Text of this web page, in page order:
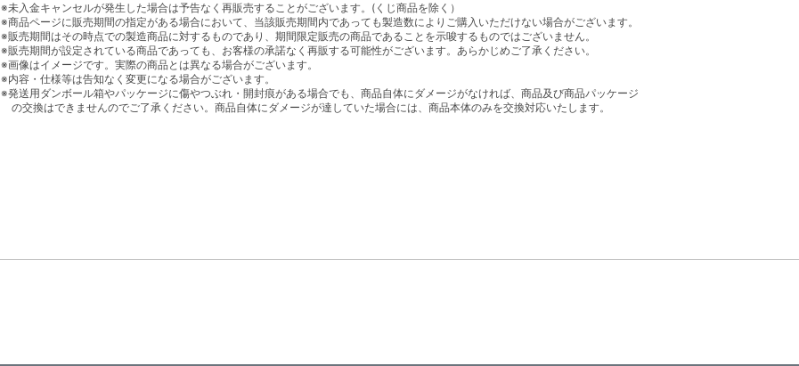
※未入金キャンセルが発生した場合は予告なく再販売することがございます。(くじ商品を除く）
※商品ページに販売期間の指定がある場合において、当該販売期間内であっても製造数によりご購入いただけない場合がございます。
※販売期間はその時点での製造商品に対するものであり、期間限定販売の商品であることを示唆するものではございません。
※販売期間が設定されている商品であっても、お客様の承諾なく再販する可能性がございます。あらかじめご了承ください。
※画像はイメージです。実際の商品とは異なる場合がございます。
※内容・仕様等は告知なく変更になる場合がございます。
※発送用ダンボール箱やパッケージに傷やつぶれ・開封痕がある場合でも、商品自体にダメージがなければ、商品及び商品パッケージ
の交換はできませんのでご了承ください。商品自体にダメージが達していた場合には、商品本体のみを交換対応いたします。